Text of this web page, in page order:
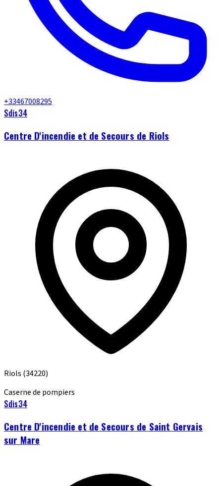
+33467008295
Sdis34
Centre D'incendie et de Secours de Riols
Riols (34220)
Caserne de pompiers
Sdis34
Centre D'incendie et de Secours de Saint Gervais
sur Mare